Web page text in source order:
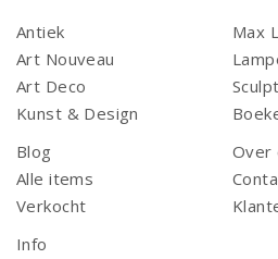
Antiek
Art Nouveau
Art Deco
Kunst & Design
Max
Blog
Alle items
Verkocht
Over
Info